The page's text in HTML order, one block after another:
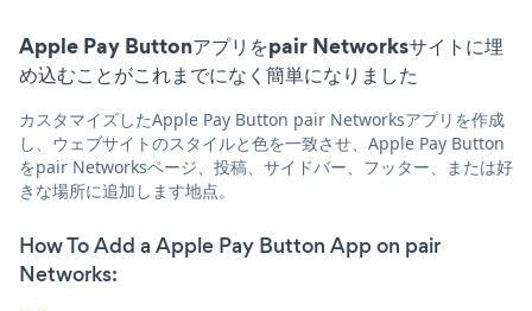
Apple Pay Buttonアプリをpair Networksサイトに埋
め込むことがこれまでになく簡単になりました
カスタマイズしたApple Pay Button pair Networksアプリを作成
し、ウェブサイトのスタイルと色を一致させ、Apple Pay Button
をpair Networksページ、投稿、サイドバー、フッター、または好
きな場所に追加します地点。
How To Add a Apple Pay Button App on pair
Networks: